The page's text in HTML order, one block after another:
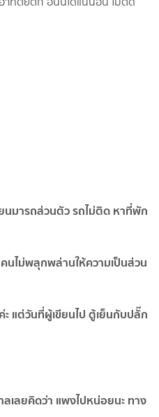
นมารถส่วนตัว รถไม่ติด หาที่พัก
นไม่พลุกพล่านให้ความเป็นส่วน
แต่วันที่ผู้เขียนไป ตู้เย็นกับปลั๊ก
เลยคิดว่า แพงไปหน่อยนะ ทาง